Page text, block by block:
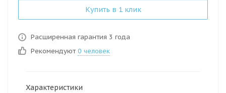
Купить в 1 клик
Расширенная гарантия 3 года
Рекомендуют 0 человек
Характеристики